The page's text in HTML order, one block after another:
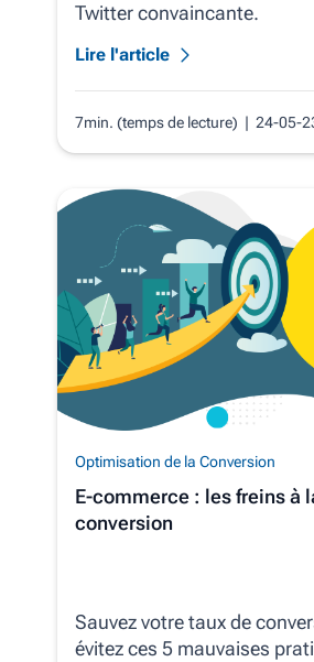
Twitter convaincante.
Lire l'article
7min. (temps de lecture) | 24-05-
Optimisation de la Conversion
E-commerce : les freins à
conversion
Sauvez votre taux de
évitez ces 5 mauvaises